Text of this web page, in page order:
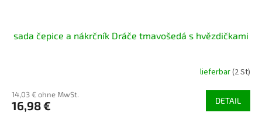
sada čepice a nákrčník Dráče tmavošedá s hvězdičkami
lieferbar(2 St)
14,03 € ohne MwSt.
16,98 € DETAIL